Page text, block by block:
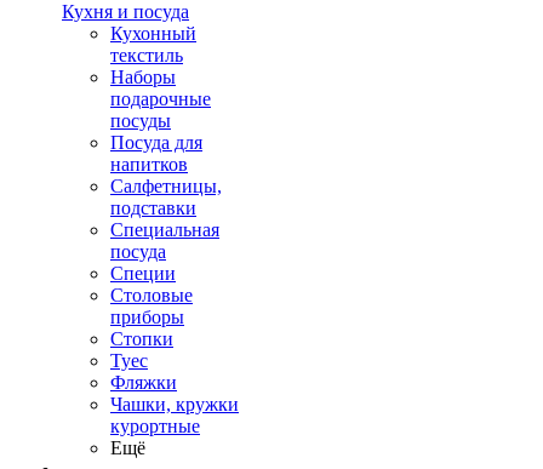
Кухня и посуда
Кухонный
текстиль
Наборы
подарочные
посуды
Посуда для
напитков
Салфетницы,
подставки
Специальная
посуда
Специи
Столовые
приборы
Стопки
Туес
Фляжки
Чашки, кружки
курортные
Ещё